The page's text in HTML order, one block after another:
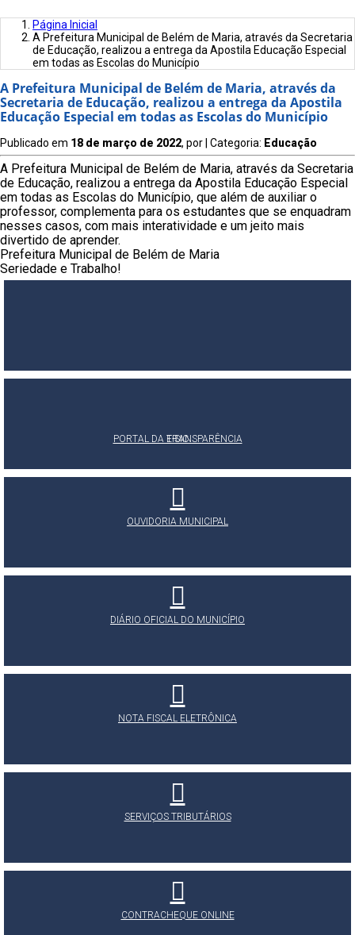
Página Inicial
A Prefeitura Municipal de Belém de Maria, através da Secretaria
de Educação, realizou a entrega da Apostila Educação Especial
em todas as Escolas do Município
A Prefeitura Municipal de Belém de Maria, através da
Secretaria de Educação, realizou a entrega da Apostila
Educação Especial em todas as Escolas do Município
Publicado em 18 de março de 2022, por | Categoria: Educação
A Prefeitura Municipal de Belém de Maria, através da Secretaria
de Educação, realizou a entrega da Apostila Educação Especial
em todas as Escolas do Município, que além de auxiliar o
professor, complementa para os estudantes que se enquadram
nesses casos, com mais interatividade e um jeito mais
divertido de aprender.
Prefeitura Municipal de Belém de Maria
Seriedade e Trabalho!
PORTAL DA TRANSPARÊNCIA
E-SIC
OUVIDORIA MUNICIPAL
DIÁRIO OFICIAL DO MUNICÍPIO
NOTA FISCAL ELETRÔNICA
SERVIÇOS TRIBUTÁRIOS
CONTRACHEQUE ONLINE